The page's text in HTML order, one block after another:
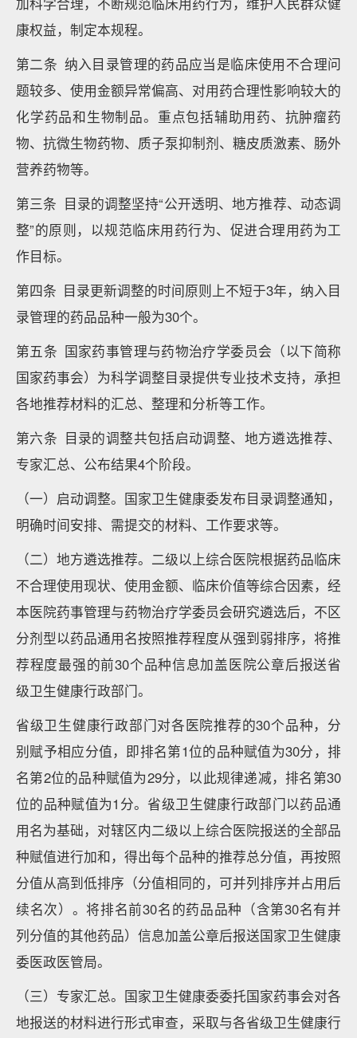
康权益，制定本规程。
第二条 纳入目录管理的药品应当是临床使用不合理问
题较多、使用金额异常偏高、对用药合理性影响较大的
化学药品和生物制品。重点包括辅助用药、抗肿瘤药
物、抗微生物药物、质子泵抑制剂、糖皮质激素、肠外
营养药物等。
第三条 目录的调整坚持“公开透明、地方推荐、动态调
整”的原则，以规范临床用药行为、促进合理用药为工
作目标。
第四条 目录更新调整的时间原则上不短于3年，纳入目
录管理的药品品种一般为30个。
第五条 国家药事管理与药物治疗学委员会（以下简称
国家药事会）为科学调整目录提供专业技术支持，承担
各地推荐材料的汇总、整理和分析等工作。
第六条 目录的调整共包括启动调整、地方遴选推荐、
专家汇总、公布结果4个阶段。
（一）启动调整。国家卫生健康委发布目录调整通知，
明确时间安排、需提交的材料、工作要求等。
（二）地方遴选推荐。二级以上综合医院根据药品临床
不合理使用现状、使用金额、临床价值等综合因素，经
本医院药事管理与药物治疗学委员会研究遴选后，不区
分剂型以药品通用名按照推荐程度从强到弱排序，将推
荐程度最强的前30个品种信息加盖医院公章后报送省
级卫生健康行政部门。
省级卫生健康行政部门对各医院推荐的30个品种，分
别赋予相应分值，即排名第1位的品种赋值为30分，排
名第2位的品种赋值为29分，以此规律递减，排名第30
位的品种赋值为1分。省级卫生健康行政部门以药品通
用名为基础，对辖区内二级以上综合医院报送的全部品
种赋值进行加和，得出每个品种的推荐总分值，再按照
分值从高到低排序（分值相同的，可并列排序并占用后
续名次）。将排名前30名的药品品种（含第30名有并
列分值的其他药品）信息加盖公章后报送国家卫生健康
委医政医管局。
（三）专家汇总。国家卫生健康委委托国家药事会对各
地报送的材料进行形式审查，采取与各省级卫生健康行